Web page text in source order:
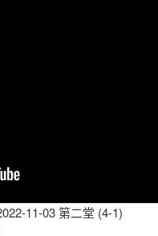
11-03 第二堂 (4-1)